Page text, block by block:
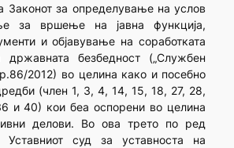
Законот за определување на услов
за вршење на јавна функција,
и објавување на соработката
безбедност („Службен
2012) во целина како и посебно
(член 1, 3, 4, 14, 15, 18, 27, 28,
и 40) кои беа оспорени во целина
делови. Во ова трето по ред
суд за уставноста на